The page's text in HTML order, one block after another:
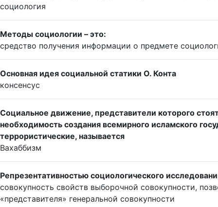
социология
Методы социологии – это:
средство получения информации о предмете
Основная идея социальной статики О. Конта
консенсус
Социальное движение, представители которого
необходимость создания всемирного исламского
террористические, называется
Вахаббизм
Репрезентативностью социологического
совокупность свойств выборочной совокупности,
«представителя» генеральной совокупности